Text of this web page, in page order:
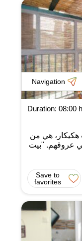
Navigation
Duration: 08:00
هي من
عروقهم. "بيت
Save to
favorites